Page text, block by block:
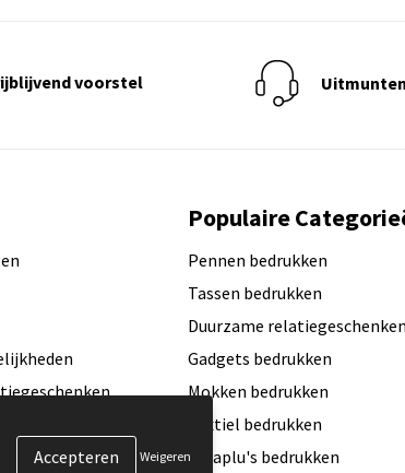
voorstel
aanvragen
Populaire
Pennen bedrukken
Tassen bedrukken
Duurzame
Gadgets bedrukken
Mokken bedrukken
Textiel bedrukken
Paraplu's bedrukken
Weigeren